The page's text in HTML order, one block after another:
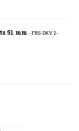
51 mm - FRS-DKV 2-